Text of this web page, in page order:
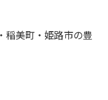
稲美町・姫路市の豊